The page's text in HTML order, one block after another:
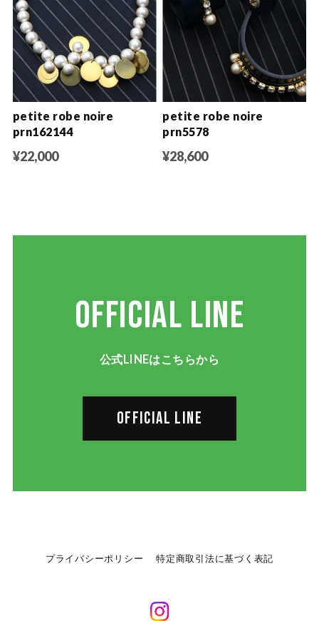
petite robe noire
prn162144
¥22,000
petite robe noire
prn5578
¥28,600
OFFICIAL LINE
公式LINEはこちらから
OFFICIAL LINE
プライバシーポリシー 特定商取引法に基づく表記